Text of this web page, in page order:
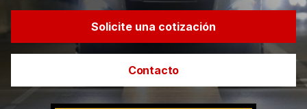
Solicite una cotización
Contacto